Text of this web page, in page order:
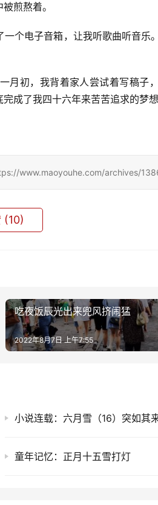
煎熬着。
个电子音箱，让我听歌曲听音乐
月初，我背着家人尝试着写稿
成了我四十六年来苦苦追求的梦想
www.maoyouhe.com/archives/
(10)
吃夜饭辰光出来兜风挤闹猛
2022年8月7日 上午7:55
小说连载：六月雪（16）突如其
童年记忆：正月十五雪打灯